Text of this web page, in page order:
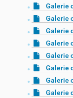
Galerie
Galerie
Galerie
Galerie
Galerie
Galerie
Galerie
Galerie